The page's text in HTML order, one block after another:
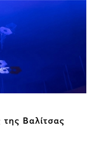
Βαλίτσας